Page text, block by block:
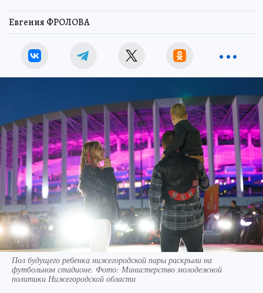
Евгения ФРОЛОВА
Пол будущего ребенка нижегородской пары раскрыли на
футбольном стадионе. Фото: Министерство молодежной
политики Нижегородской области